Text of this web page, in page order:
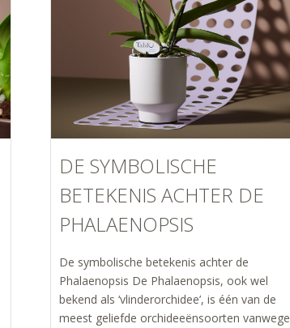
DE SYMBOLISCHE
BETEKENIS ACHTER DE
PHALAENOPSIS
De symbolische betekenis achter de
Phalaenopsis De Phalaenopsis, ook wel
bekend als ‘vlinderorchidee’, is één van de
meest geliefde orchideeënsoorten vanwege